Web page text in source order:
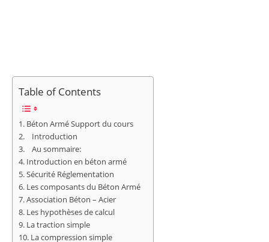
Table of Contents
Béton Armé Support du cours
Introduction
Au sommaire:
Introduction en béton armé
Sécurité Réglementation
Les composants du Béton Armé
Association Béton – Acier
Les hypothèses de calcul
La traction simple
La compression simple